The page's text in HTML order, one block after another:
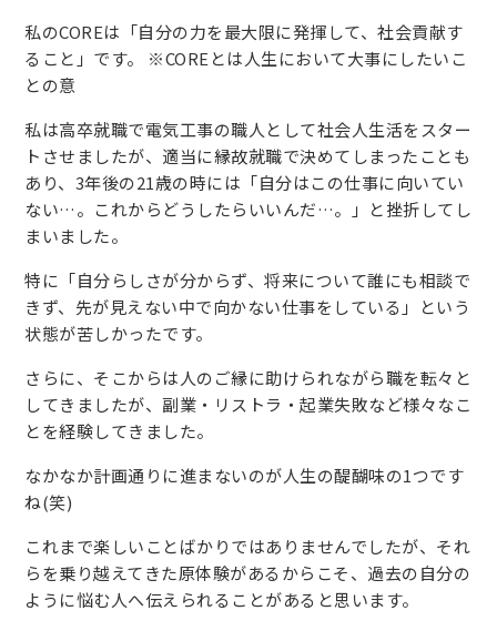
私のCOREは「自分の力を最大限に発揮して、社会貢献す
ること」です。 ※COREとは人生において大事にしたいこ
との意
私は高卒就職で電気工事の職人として社会人生活をスター
トさせましたが、適当に縁故就職で決めてしまったことも
あり、3年後の21歳の時には「自分はこの仕事に向いてい
ない…。これからどうしたらいいんだ…。」と挫折してし
まいました。
特に「自分らしさが分からず、将来について誰にも相談で
きず、先が見えない中で向かない仕事をしている」という
状態が苦しかったです。
さらに、そこからは人のご縁に助けられながら職を転々と
してきましたが、副業・リストラ・起業失敗など様々なこ
とを経験してきました。
なかなか計画通りに進まないのが人生の醍醐味の1つです
ね(笑)
これまで楽しいことばかりではありませんでしたが、それ
らを乗り越えてきた原体験があるからこそ、過去の自分の
ように悩む人へ伝えられることがあると思います。